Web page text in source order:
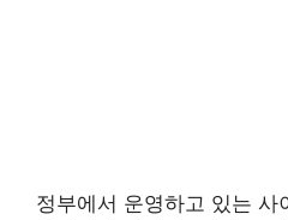
정부에서 운영하고 있는 사